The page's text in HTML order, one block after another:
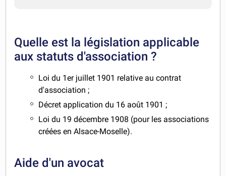
Quelle est la législation applicable
aux statuts d'association ?
Loi du 1er juillet 1901 relative au contrat
d'association ;
Décret application du 16 août 1901 ;
Loi du 19 décembre 1908 (pour les associations
créées en Alsace-Moselle).
Aide d'un avocat